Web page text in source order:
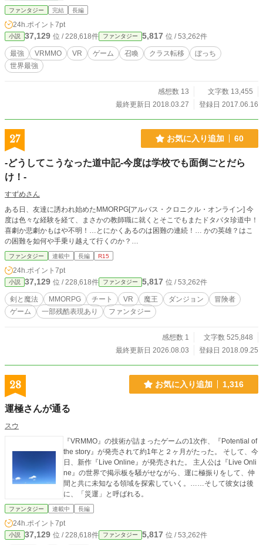
ファンタジー 完結 長編
24h.ポイント 7pt
小説 37,129 位 / 228,618件 ファンタジー 5,817 位 / 53,262件
最強 VRMMO VR ゲーム 召喚 クラス転移
ぼっち
世界最強
感想数 13
文字数 13,455
最終更新日 2018.03.27
登録日 2017.06.16
27 お気に入り追加 60
-どうしてこうなった道中記-今度は学校でも面倒ごとだら
け！-
すずめさん
ある日、友達に誘われ始めたMMORPG[アルバス・クロニクル・オンライン] 今
度は色々な経験を経て、まさかの教師職に就くとそこでもまたドタバタ珍道中！
喜劇か悲劇かもはや不明！…とにかくあるのは困難の連続！… かの英雄？はこ
の困難を如何や手乗り越えて行くのか？…
ファンタジー 連載中 長編 R15
24h.ポイント 7pt
小説 37,129 位 / 228,618件 ファンタジー 5,817 位 / 53,262件
剣と魔法 MMORPG チート VR 魔王 ダンジョン
冒険者
ゲーム
一部残酷表現あり ファンタジー
感想数 1
文字数 525,848
最終更新日 2026.08.03
登録日 2018.09.25
28 お気に入り追加 1,316
運極さんが通る
スウ
『VRMMO』の技術が詰まったゲームの1次作、『Potential of
the story』が発売されて約1年と２ヶ月がたった。 そして、今
日、新作『Live Online』が発売された。 主人公は『Live Onli
ne』の世界で掲示板を騒がせながら、運に極振りをして、仲
間と共に未知なる領域を探索していく。……そして彼女は後
に、「災運」と呼ばれる。
ファンタジー 連載中 長編
24h.ポイント 7pt
小説 37,129 位 / 228,618件 ファンタジー 5,817 位 / 53,262件